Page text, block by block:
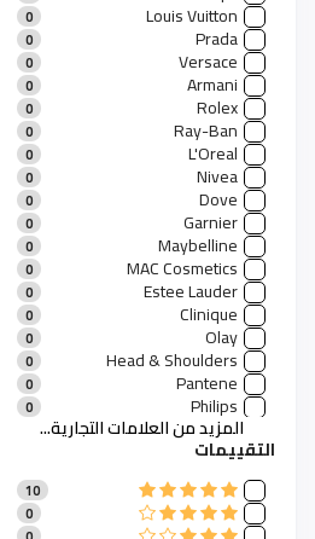
مستلزمات وألعاب الأطفال 0
Sports Products
0
Packing Materials
0
Hardware
0
Watches
0
Sunglasses
0
Phones And Tablets
0
Digital Products
0
Louis Vuitton
0
Prada
0
Versace
0
Armani
0
Rolex
0
Ray-Ban
0
L'Oreal
0
Nivea
0
Dove
0
Garnier
0
Maybelline
0
MAC Cosmetics
0
Estee Lauder
0
Clinique
0
Olay
0
Head & Shoulders
0
Pantene
0
Philips
0
Bosch
Dyson
Whirlpool
0
Samsung Home
0
LG Appliances
0
المزيد من العلامات التجارية...
التقييمات
10
0